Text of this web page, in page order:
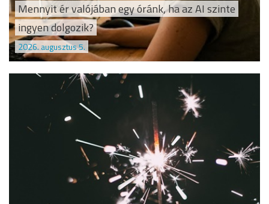
Mennyit ér valójában egy óránk, ha az AI szinte
ingyen dolgozik?
2026. augusztus 5.